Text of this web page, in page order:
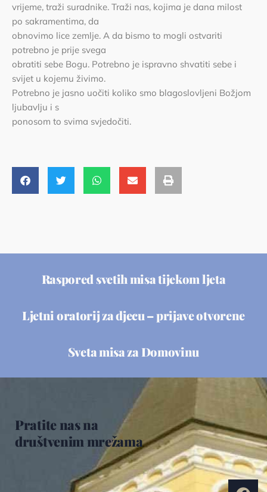
vrijeme, traži suradnike. Traži nas, kojima je dana milost
po sakramentima, da
obnovimo lice zemlje. A da bismo to mogli ostvariti
potrebno je prije svega
obratiti sebe Bogu. Potrebno je ispravno shvatiti sebe i
svijet u kojemu živimo.
Potrebno je jasno uočiti koliko smo blagoslovljeni Božjom
ljubavlju i s
ponosom to svima svjedočiti.
Raspored svetih misa tijekom ljeta
Ljetni oratorij za djecu – prijave otvorene
Sveta misa za Domovinu
Pratite nas na
društvenim mrežama